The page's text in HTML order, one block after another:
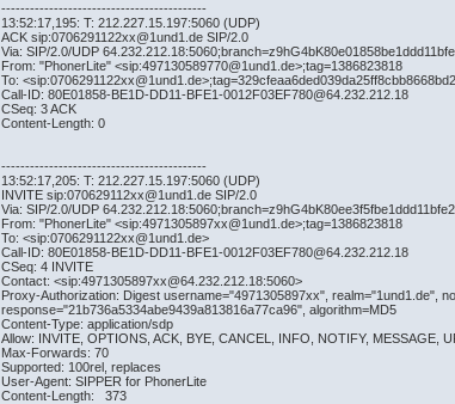
-------------------------------------------
13:52:17,195: T: 212.227.15.197:5060 (UDP)
ACK sip:0706291122xx@1und1.de SIP/2.0
Via: SIP/2.0/UDP
From: "PhonerLite" <sip:497130589770@1und1.de>;tag=1386823818
To:
Call-ID: 80E01858-BE1D-DD11-BFE1-0012F03EF780@64.232.212.18
CSeq: 3 ACK
Content-Length: 0
-------------------------------------------
13:52:17,205: T: 212.227.15.197:5060 (UDP)
INVITE sip:070629112xx@1und1.de SIP/2.0
Via: SIP/2.0/UDP
From: "PhonerLite" <sip:4971305897xx@1und1.de>;tag=1386823818
To: <sip:0706291122xx@1und1.de>
Call-ID: 80E01858-BE1D-DD11-BFE1-0012F03EF780@64.232.212.18
CSeq: 4 INVITE
Contact: <sip:4971305897xx@64.232.212.18:5060>
Proxy-Authorization: Digest username="4971305897xx", realm="1und1.de",
response="21b736a5334abe9439a813816a77ca96", algorithm=MD5
Content-Type: application/sdp
Allow: INVITE, OPTIONS, ACK, BYE, CANCEL, INFO, NOTIFY, MESSAGE,
Max-Forwards: 70
Supported: 100rel, replaces
User-Agent: SIPPER for PhonerLite
Content-Length: 373